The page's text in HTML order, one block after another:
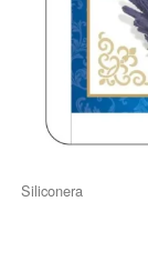
Siliconera